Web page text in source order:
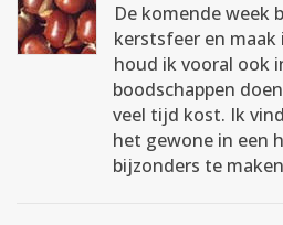
De komende week
kerstsfeer en
houd ik vooral ook
boodschappen
veel tijd kost. Ik
het gewone in een
bijzonders te